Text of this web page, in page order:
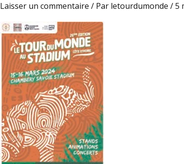
Laisser un commentaire / Par letourdumonde /5